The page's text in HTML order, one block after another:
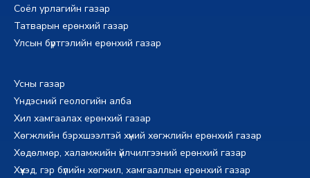
Соёл урлагийн газар
Татварын ерөнхий газар
Улсын бүртгэлийн ерөнхий газар
Усны газар
Үндэсний геологийн алба
Хил хамгаалах ерөнхий газар
Хөгжлийн бэрхшээлтэй хүний хөгжлийн ерөнхий газар
Хөдөлмөр, халамжийн үйлчилгээний ерөнхий газар
Хүүхэд, гэр бүлийн хөгжил, хамгааллын ерөнхий газар